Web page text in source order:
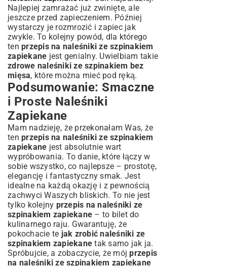
Najlepiej zamrażać już zwinięte, ale
jeszcze przed zapieczeniem. Później
wystarczy je rozmrozić i zapiec jak
zwykle. To kolejny powód, dla którego
ten przepis na naleśniki ze szpinakiem
zapiekane jest genialny. Uwielbiam takie
zdrowe naleśniki ze szpinakiem bez
mięsa, które można mieć pod ręką.
Podsumowanie: Smaczne
i Proste Naleśniki
Zapiekane
Mam nadzieję, że przekonałam Was, że
ten przepis na naleśniki ze szpinakiem
zapiekane jest absolutnie wart
wypróbowania. To danie, które łączy w
sobie wszystko, co najlepsze – prostotę,
elegancję i fantastyczny smak. Jest
idealne na każdą okazję i z pewnością
zachwyci Waszych bliskich. To nie jest
tylko kolejny przepis na naleśniki ze
szpinakiem zapiekane – to bilet do
kulinarnego raju. Gwarantuję, że
pokochacie te jak zrobić naleśniki ze
szpinakiem zapiekane tak samo jak ja.
Spróbujcie, a zobaczycie, że mójprzepis
na naleśniki ze szpinakiem zapiekane